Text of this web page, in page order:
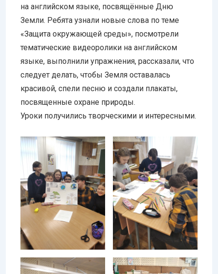
на английском языке, посвящённые Дню
Земли. Ребята узнали новые слова по теме
«Защита окружающей среды», посмотрели
тематические видеоролики на английском
языке, выполнили упражнения, рассказали, что
следует делать, чтобы Земля оставалась
красивой, спели песню и создали плакаты,
посвященные охране природы.
Уроки получились творческими и интересными.